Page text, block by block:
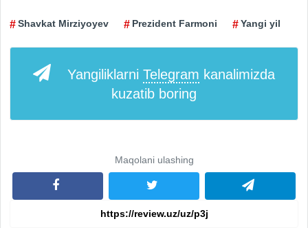
Shavkat Mirziyoyev Prezident Farmoni Yangi yil
Yangiliklarni Telegram kanalimizda
kuzatib boring
Maqolani ulashing